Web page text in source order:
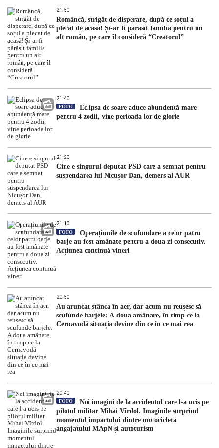
21:50
Româncă, strigăt de disperare, după ce soțul a
plecat de acasă! Și-ar fi părăsit familia pentru un
alt român, pe care îl consideră “Creatorul”
21:40
FOTO
Eclipsa de soare aduce abundență mare
pentru 4 zodii, vine perioada lor de glorie
21:20
Cine e singurul deputat PSD care a semnat pentru
suspendarea lui Nicușor Dan, demers al AUR
21:10
FOTO
Operațiunile de scufundare a celor patru
barje au fost amânate pentru a doua zi consecutiv.
Acțiunea continuă vineri
20:50
Au aruncat stânca în aer, dar acum nu reușesc să
scufunde barjele: A doua amânare, în timp ce la
Cernavodă situația devine din ce în ce mai rea
20:40
FOTO
Noi imagini de la accidentul care l-a ucis pe
pilotul militar Mihai Vîrdol. Imaginile surprind
momentul impactului dintre motocicleta
angajatului MApN și autoturism